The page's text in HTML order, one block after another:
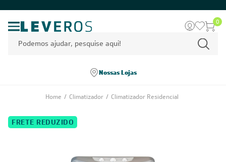
0
Nossas Lojas
Home / Climatizador / Climatizador Residencial
FRETE REDUZIDO